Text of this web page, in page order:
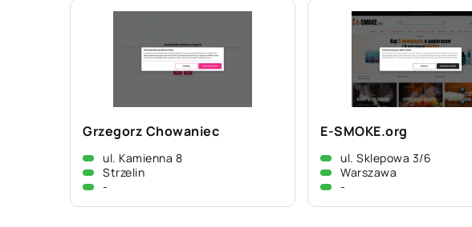
Grzegorz Chowaniec
ul. Kamienna 8
Strzelin
-
E-SMOKE.org
ul. Sklepowa 3/6
Warszawa
-